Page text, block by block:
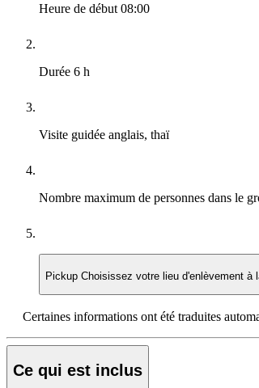
Heure de début 08:00
Durée 6 h
Visite guidée anglais, thaï
Nombre maximum de personnes dans le
Pickup Choisissez votre lieu d'enlèvement à
Certaines informations ont été traduites
Ce qui est inclus